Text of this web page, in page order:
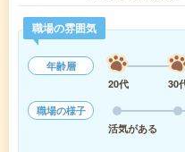
職場の雰囲気
年齢層
20代
30
職場の様子
活気がある